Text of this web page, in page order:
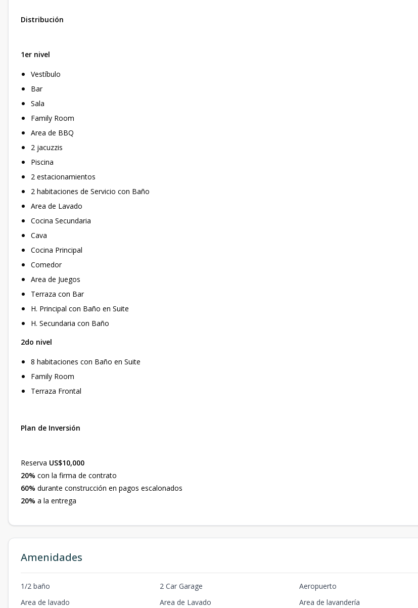
Distribución
1er nivel
Vestíbulo
Bar
Sala
Family Room
Area de BBQ
2 jacuzzis
Piscina
2 estacionamientos
2 habitaciones de Servicio con Baño
Area de Lavado
Cocina Secundaria
Cava
Cocina Principal
Comedor
Area de Juegos
Terraza con Bar
H. Principal con Baño en Suite
H. Secundaria con Baño
2do nivel
8 habitaciones con Baño en Suite
Family Room
Terraza Frontal
Plan de Inversión
Reserva US$10,000
20% con la firma de contrato
60% durante construcción en pagos escalonados
20% a la entrega
Amenidades
1/2 baño 2 Car Garage
Aeropuerto
Area de lavado
Area de Lavado Area de lavandería